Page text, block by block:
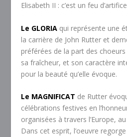
Elisabeth II : c’est un feu
Le GLORIA qui représente une
la carrière de John Rutter et
préférées de la part des
sa fraîcheur, et son caractère
pour la beauté qu’elle évoque.
Le MAGNIFICAT de Rutter
célébrations festives en
organisées à travers l’Europe,
Dans cet esprit, l’oeuvre